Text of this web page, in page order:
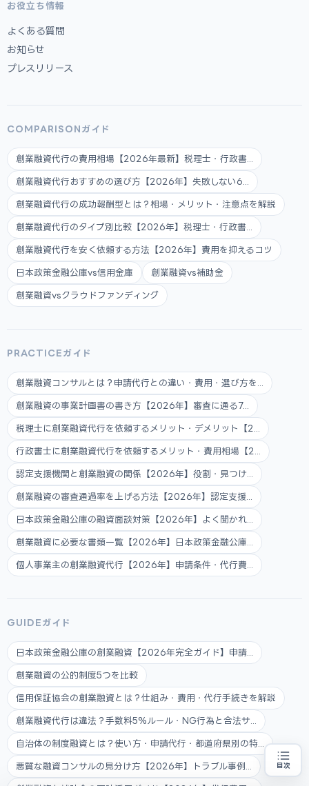
目次
地域・業種から選べる
お近くの専門家を探す
お役立ち情報
よくある質問
お知らせ
プレスリリース
COMPARISONガイド
創業融資代行の費用相場【2026年最新】税理士・行政書...
創業融資代行おすすめの選び方【2026年】失敗しない6...
創業融資代行の成功報酬型とは？相場・メリット・注意点を解説
創業融資代行のタイプ別比較【2026年】税理士・行政書...
創業融資代行を安く依頼する方法【2026年】費用を抑えるコツ
日本政策金融公庫vs信用金庫 創業融資vs補助金
創業融資vsクラウドファンディング
PRACTICEガイド
創業融資コンサルとは？申請代行との違い・費用・選び方を...
創業融資の事業計画書の書き方【2026年】審査に通る7...
税理士に創業融資代行を依頼するメリット・デメリット【2...
行政書士に創業融資代行を依頼するメリット・費用相場【2...
認定支援機関と創業融資の関係【2026年】役割・見つけ...
創業融資の審査通過率を上げる方法【2026年】認定支援...
日本政策金融公庫の融資面談対策【2026年】よく聞かれ...
創業融資に必要な書類一覧【2026年】日本政策金融公庫...
個人事業主の創業融資代行【2026年】申請条件・代行費...
GUIDEガイド
日本政策金融公庫の創業融資【2026年完全ガイド】申請...
創業融資の公的制度5つを比較
信用保証協会の創業融資とは？仕組み・費用・代行手続きを解説
創業融資代行は違法？手数料5%ルール・NG行為と合法サ...
自治体の制度融資とは？使い方・申請代行・都道府県別の特...
悪質な融資コンサルの見分け方【2026年】トラブル事例...